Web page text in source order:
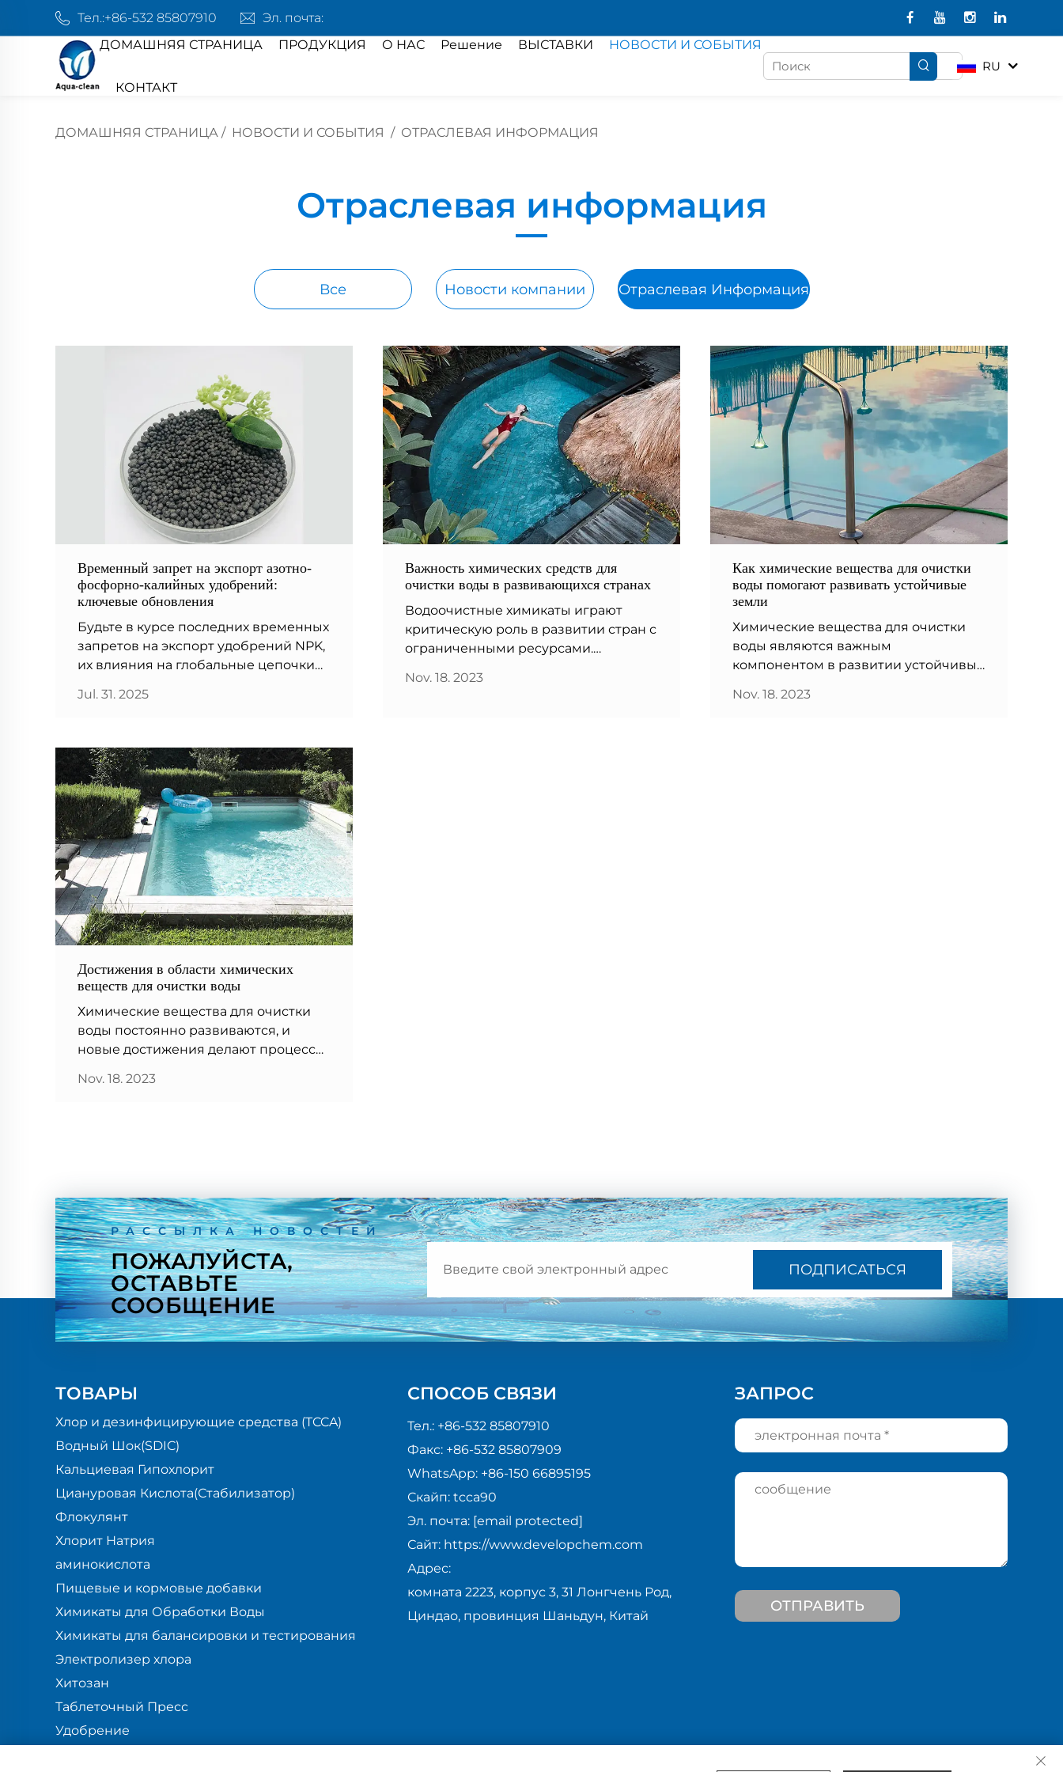
Тел.:+86-532 85807910
Эл. почта:
ДОМАШНЯЯ СТРАНИЦА
ПРОДУКЦИЯ О НАС Решение ВЫСТАВКИ НОВОСТИ И СОБЫТИЯ
КОНТАКТ
RU
ДОМАШНЯЯ СТРАНИЦА / НОВОСТИ И СОБЫТИЯ / ОТРАСЛЕВАЯ ИНФОРМАЦИЯ
Отраслевая информация
Все Новости компании Отраслевая Информация
Временный запрет на экспорт азотно-
фосфорно-калийных удобрений:
ключевые обновления
Будьте в курсе последних временных
запретов на экспорт удобрений NPK,
их влияния на глобальные цепочки
реагирования стран на нехватку
Jul. 31. 2025
Важность химических средств для
очистки воды в развивающихся странах
Водоочистные химикаты играют
критическую роль в развитии стран с
ограниченными ресурсами.
гарантирует, что люди имеют доступ
Nov. 18. 2023
Как химические вещества для очистки
воды помогают развивать устойчивые
земли
Химические вещества для очистки
воды являются важным
компонентом в развитии устойчивых
становится легче сохранять и
Nov. 18. 2023
Достижения в области химических
веществ для очистки воды
Химические вещества для очистки
воды постоянно развиваются, и
новые достижения делают процесс
В области очистки воды
Nov. 18. 2023
РАССЫЛКА НОВОСТЕЙ
ПОЖАЛУЙСТА,
ОСТАВЬТЕ
СООБЩЕНИЕ
ПОДПИСАТЬСЯ
ТОВАРЫ
Хлор и дезинфицирующие средства (TCCA)
Водный Шок(SDIC)
Кальциевая Гипохлорит
Циануровая Кислота(Стабилизатор)
Флокулянт
Хлорит Натрия
аминокислота
Пищевые и кормовые добавки
Химикаты для Обработки Воды
Химикаты для балансировки и тестирования
Электролизер хлора
Хитозан
Таблеточный Пресс
Удобрение
СПОСОБ СВЯЗИ
Тел.: +86-532 85807910
Факс: +86-532 85807909
WhatsApp: +86-150 66895195
Скайп: tcca90
Эл. почта: [email protected]
Сайт: https://www.developchem.com
Адрес:
комната 2223, корпус 3, 31 Лонгчень Род,
Циндао, провинция Шаньдун, Китай
ЗАПРОС
ОТПРАВИТЬ